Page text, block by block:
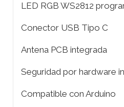
LED RGB WS2812
Conector USB Tipo C
Antena PCB integrada
Seguridad por hardware
Compatible con Arduino